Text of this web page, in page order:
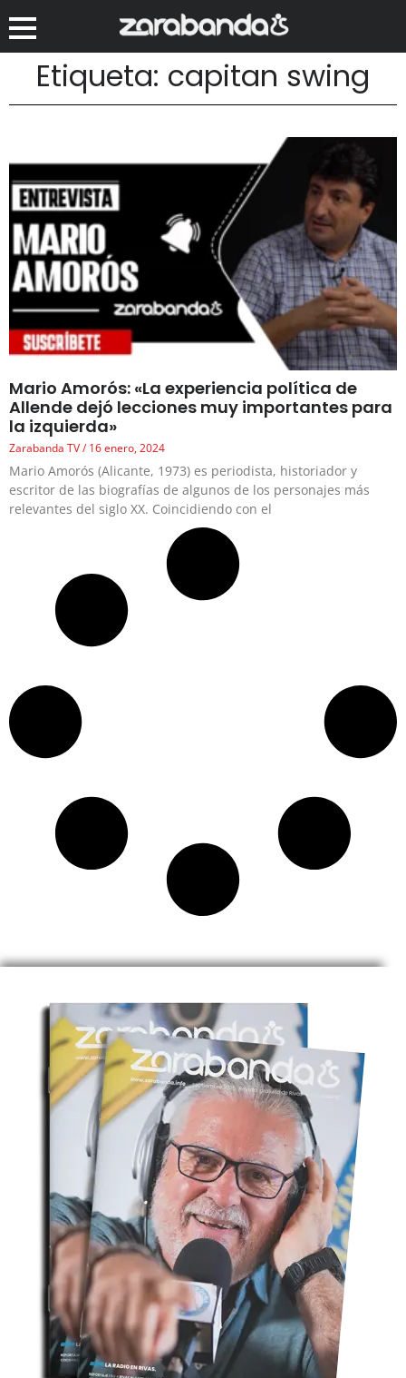
Etiqueta: capitan swing
Mario Amorós: «La experiencia política de
Allende dejó lecciones muy importantes para
la izquierda»
Zarabanda TV 16 enero, 2024
Mario Amorós (Alicante, 1973) es periodista, historiador y
escritor de las biografías de algunos de los personajes más
relevantes del siglo XX. Coincidiendo con el